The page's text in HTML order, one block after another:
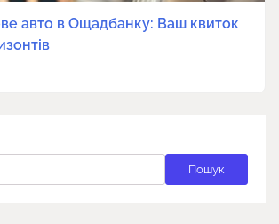
авто в Ощадбанку: Ваш квиток
Пошук